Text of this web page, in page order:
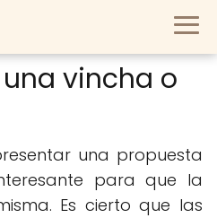
vincha o
una propuesta
para que la
Es cierto que las